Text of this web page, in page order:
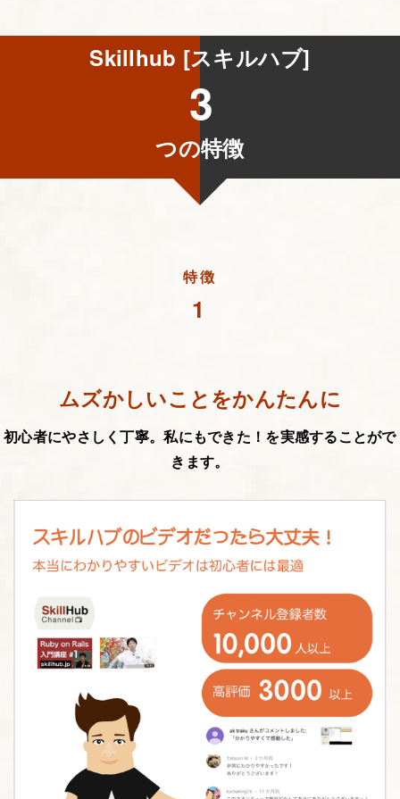
Skillhub [スキルハブ]
3
つの特徴
特徴
1
ムズかしいことをかんたんに
初心者にやさしく丁寧。私にもできた！を実感することがで
きます。